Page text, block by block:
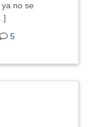
no se
5